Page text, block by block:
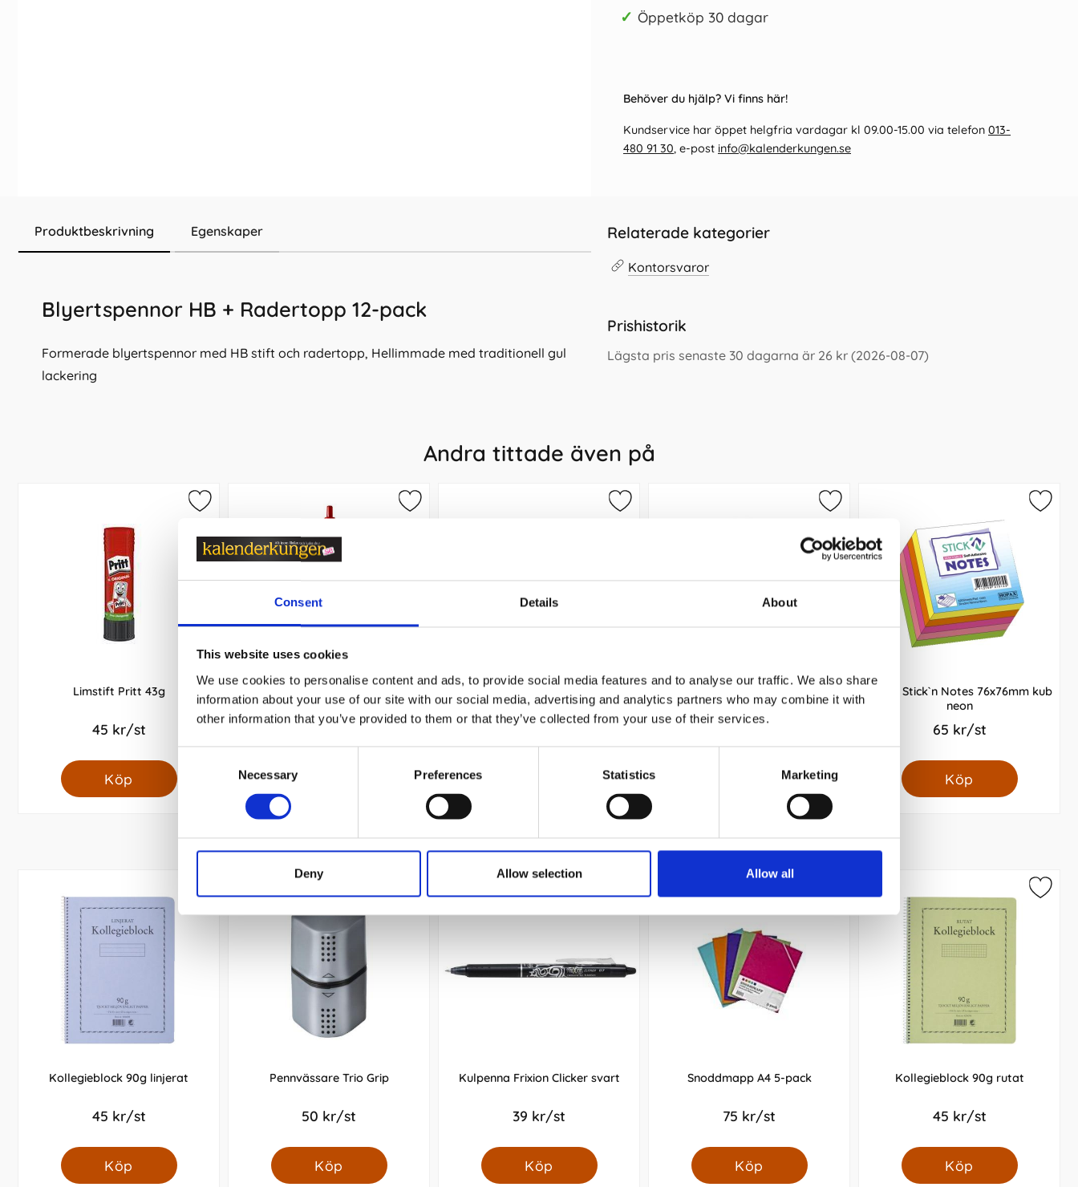
Consent Details About
This website uses cookies
We use cookies to personalise content and ads, to provide social media features and to analyse our traffic. We also share
information about your use of our site with our social media, advertising and analytics partners who may combine it with
other information that you’ve provided to them or that they’ve collected from your use of their services.
Necessary Preferences Statistics Marketing
Deny Allow selection Allow all
✓ Öppetköp 30 dagar
Behöver du hjälp? Vi finns här!
Kundservice har öppet helgfria vardagar kl 09.00-15.00 via telefon 013-
480 91 30, e-post info@kalenderkungen.se
Produktbeskrivning Egenskaper
Blyertspennor HB + Radertopp 12-pack
Formerade blyertspennor med HB stift och radertopp, Hellimmade med traditionell gul
lackering
Relaterade kategorier
Kontorsvaror
Prishistorik
Lägsta pris senaste 30 dagarna är 26 kr (2026-08-07)
Andra tittade även på
Limstift Pritt 43g
45 kr/st
Köp
Kulpenna Office 0,7 Röd
8 kr/st
Kulpenna Bic M10 Click Svart
12 kr/st
A4 Kontorsmapp i sorterade
färger 10-pack
32 kr/st
Notes Stick`n Notes 76x76mm kub
neon
65 kr/st
Köp
Andra köpte även
Kollegieblock 90g linjerat
45 kr/st
Köp
Pennvässare Trio Grip
50 kr/st
Köp
Kulpenna Frixion Clicker svart
39 kr/st
Köp
Snoddmapp A4 5-pack
75 kr/st
Köp
Kollegieblock 90g rutat
45 kr/st
Köp